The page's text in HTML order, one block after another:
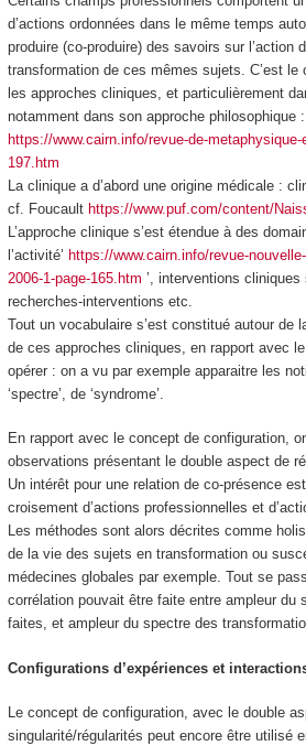
d’actions ordonnées dans le même temps
produire(co-produire) des savoirs sur l’action
transformationde ces mêmes sujets. C’est le
les approches cliniques , et particulièrement
notamment dans son approche philosophique :
https://www.cairn.info/revue-de-metaphysique-
197.htm
La clinique a d’abord une origine médicale :
cf. Foucault https://www.puf.com/content/
L’approche clinique s’est étendue à des
l’activité’ https://www.cairn.info/revue-
2006-1-page-165.htm ’, interventions cliniques
recherches-interventions etc.
Tout un vocabulaire s’est constitué autour de
de ces approches cliniques, en rapport avec
opérer : on a vu par exemple apparaitre les
‘spectre’, de ‘syndrome’.
En rapport avec le concept de configuration,
observations présentant le double aspect de
Un intérêt pour une relation de co-présenceest
croisement d’actions professionnelles et
Les méthodes sont alors décrites comme
de la vie des sujets en transformation ou
médecines globales par exemple. Tout se
corrélation pouvait être faite entre ampleur du
faites, et ampleur du spectre des
Configurations d’expériences et
Le concept de configuration, avec le double
singularité/régularités peut encore être utilisé